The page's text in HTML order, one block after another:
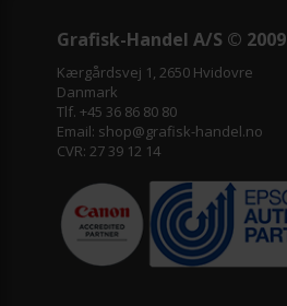
Grafisk-Handel A/S © 2009
Kærgårdsvej 1, 2650 Hvidovre
Danmark
Tlf. +45 36 86 80 80
Email: shop@grafisk-handel.no
CVR: 27 39 12 14